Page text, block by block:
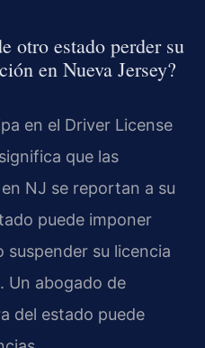
otro estado perder su
en Nueva Jersey?
en el Driver License
que las
NJ se reportan a su
puede imponer
suspender su licencia
Un abogado de
del estado puede